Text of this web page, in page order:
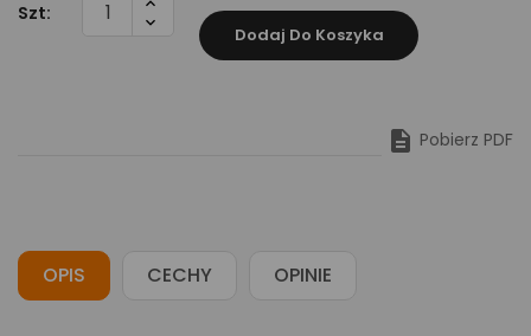
Szt:
Dodaj Do Koszyka
 Pobierz PDF
OPIS CECHY OPINIE